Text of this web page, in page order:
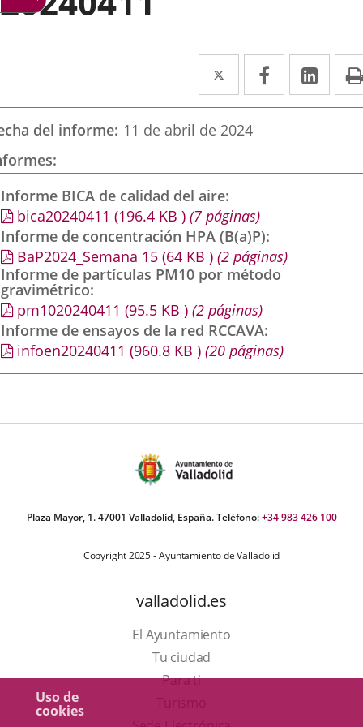
Uso de
cookies
Twitter
Enlace
a
una
externa.
Facebook
Enlace
a
externa.
a
del informe 11 de abril de 2024
Informe BICA de calidad del aire
bica20240411 (196.4 KB ) (7 páginas)
Informe de concentración HPA (B(a)P)
BaP2024_Semana 15 (64 KB ) (2 páginas)
Informe de partículas PM10 por método
gravimétrico
pm1020240411 (95.5 KB ) (2 páginas)
Informe de ensayos de la red RCCAVA
infoen20240411 (960.8 KB ) (20 páginas)
Plaza Mayor, 1. 47001 Valladolid, España. Teléfono:+34 983 426 100
Copyright 2025 - Ayuntamiento de Valladolid
valladolid.es
El Ayuntamiento
Tu ciudad
Para ti